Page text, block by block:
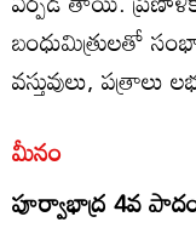
బంధుమిత్రులతో
వస్తువులు,
మీనం
పూర్వాభాద్ర 4వ